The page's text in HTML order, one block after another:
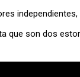
son dos